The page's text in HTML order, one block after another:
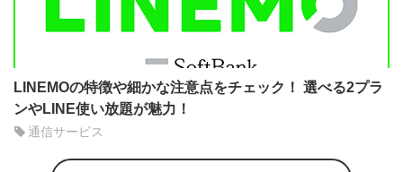
LINEMOの特徴や細かな注意点をチェック！ 選べる2プラ
ンやLINE使い放題が魅力！
通信サービス